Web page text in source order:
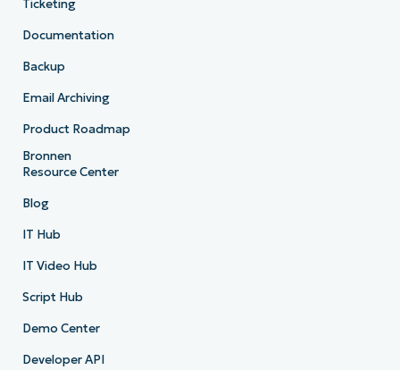
Ticketing
Documentation
Backup
Email Archiving
Product Roadmap
Bronnen
Resource Center
Blog
IT Hub
IT Video Hub
Script Hub
Demo Center
Developer API